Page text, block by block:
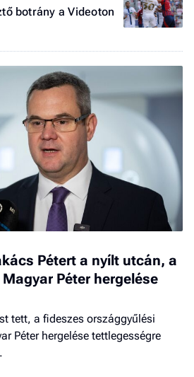
botrány a Videoton
Pétert a nyílt utcán, a
Péter hergelése
tett, a fideszes országgyűlési
Péter hergelése tettlegességre